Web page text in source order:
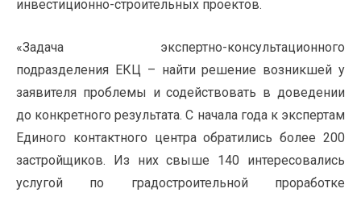
инвестиционно-строительных проектов.
«Задача экспертно-консультационного
подразделения ЕКЦ – найти решение возникшей у
заявителя проблемы и содействовать в доведении
до конкретного результата. С начала года к экспертам
Единого контактного центра обратились более 200
застройщиков. Из них свыше 140 интересовались
услугой по градостроительной проработке